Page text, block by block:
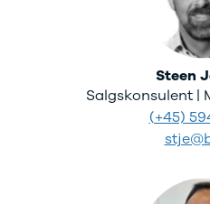
Steen
Salgskonsulent |
(+45)